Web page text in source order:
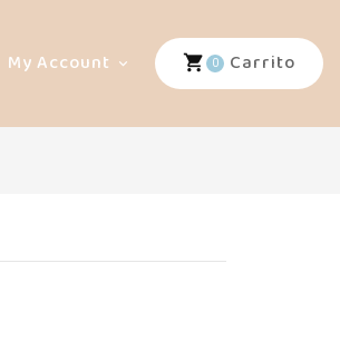
Carrito
0
My Account 